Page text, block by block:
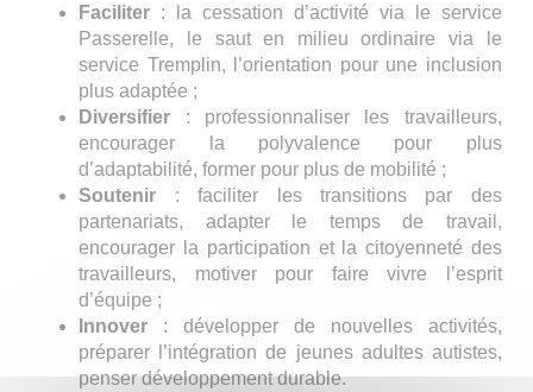
Faciliter : la cessation d’activité via le service
Passerelle, le saut en milieu ordinaire via le
service Tremplin, l’orientation pour une inclusion
plus adaptée ;
Diversifier : professionnaliser les travailleurs,
encourager la polyvalence pour plus
d’adaptabilité, former pour plus de mobilité ;
Soutenir : faciliter les transitions par des
partenariats, adapter le temps de travail,
encourager la participation et la citoyenneté des
travailleurs, motiver pour faire vivre l’esprit
d’équipe ;
Innover : développer de nouvelles activités,
préparer l’intégration de jeunes adultes autistes,
penser développement durable.